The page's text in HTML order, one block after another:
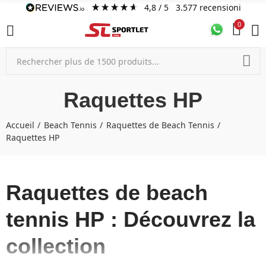
4,8/ 5 3.577 recensioni
0
Raquettes HP
Accueil Beach Tennis
Raquettes de Beach Tennis
Raquettes HP
Raquettes de beach
tennis HP : Découvrez la
collection